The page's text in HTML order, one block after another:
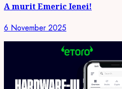
A murit Emeric Ienei!
6 November 2025